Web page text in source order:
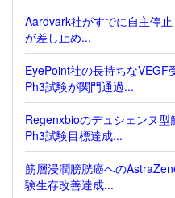
Aardvark社がすでに自主停
が差し止め...
EyePoint社の長持ちな
Ph3試験が関門通過...
Regenxbioのデュシェンヌ
Ph3試験目標達成...
筋層浸潤膀胱癌への
験生存改善達成...